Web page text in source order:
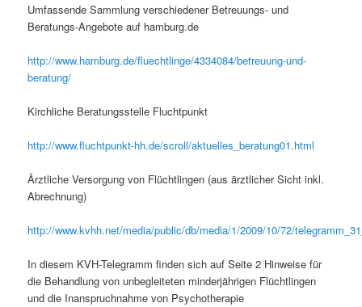
Umfassende Sammlung verschiedener Betreuungs- und
Beratungs-Angebote auf hamburg.de
http://www.hamburg.de/fluechtlinge/4334084/betreuung-und-
beratung/
Kirchliche Beratungsstelle Fluchtpunkt
http://www.fluchtpunkt-hh.de/scroll/aktuelles_beratung01.html
Ärztliche Versorgung von Flüchtlingen (aus ärztlicher Sicht inkl.
Abrechnung)
http://www.kvhh.net/media/public/db/media/1/2009/10/72/
In diesem KVH-Telegramm finden sich auf Seite 2 Hinweise für
die Behandlung von unbegleiteten minderjährigen Flüchtlingen
und die Inanspruchnahme von Psychotherapie